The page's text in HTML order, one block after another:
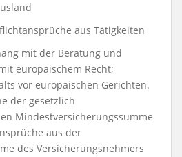
aus Tätigkeiten
mit der Beratung und
europäischem Recht;
vor europäischen Gerichten.
der gesetzlich
Mindestversiche­rungs­summe
aus der
des Versiche­rungsneh­mers